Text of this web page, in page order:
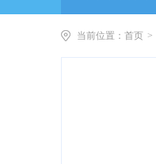
当前位置： 首页 >